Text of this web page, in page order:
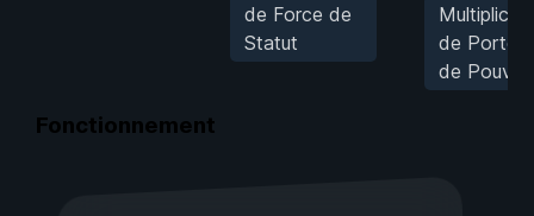
de Force de
Statut
de Portée
de Pouvoir
Fonctionnement